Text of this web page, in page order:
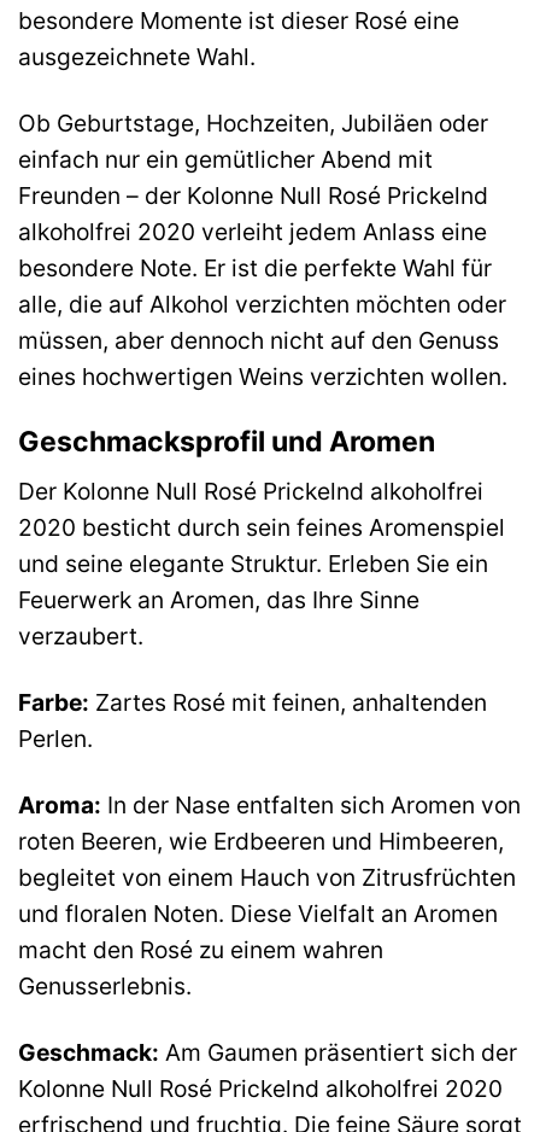
besondere Momente ist dieser Rosé eine
ausgezeichnete Wahl.
Ob Geburtstage, Hochzeiten, Jubiläen oder
einfach nur ein gemütlicher Abend mit
Freunden – der Kolonne Null Rosé Prickelnd
alkoholfrei 2020 verleiht jedem Anlass eine
besondere Note. Er ist die perfekte Wahl für
alle, die auf Alkohol verzichten möchten oder
müssen, aber dennoch nicht auf den Genuss
eines hochwertigen Weins verzichten wollen.
Geschmacksprofil und Aromen
Der Kolonne Null Rosé Prickelnd alkoholfrei
2020 besticht durch sein feines Aromenspiel
und seine elegante Struktur. Erleben Sie ein
Feuerwerk an Aromen, das Ihre Sinne
verzaubert.
Farbe: Zartes Rosé mit feinen, anhaltenden
Perlen.
Aroma: In der Nase entfalten sich Aromen von
roten Beeren, wie Erdbeeren und Himbeeren,
begleitet von einem Hauch von Zitrusfrüchten
und floralen Noten. Diese Vielfalt an Aromen
macht den Rosé zu einem wahren
Genusserlebnis.
Geschmack: Am Gaumen präsentiert sich der
Kolonne Null Rosé Prickelnd alkoholfrei 2020
erfrischend und fruchtig. Die feine Säure sorgt